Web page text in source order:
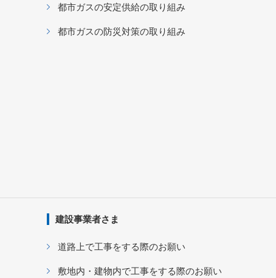
都市ガスの安定供給の取り組み
都市ガスの防災対策の取り組み
建設事業者さま
道路上で工事をする際のお願い
敷地内・建物内で工事をする際のお願い